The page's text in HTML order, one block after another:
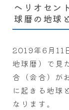
ヘリオセン
球暦の地球
2019年6月11
地球暦）で見
合（会合）が
に起きる地球
なります。